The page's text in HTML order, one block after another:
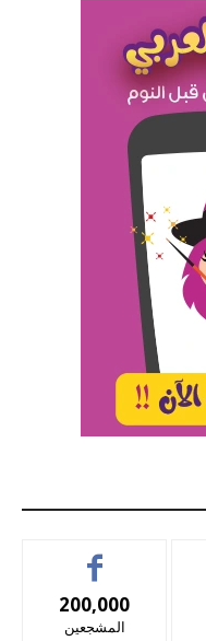
200,000
المشجعين